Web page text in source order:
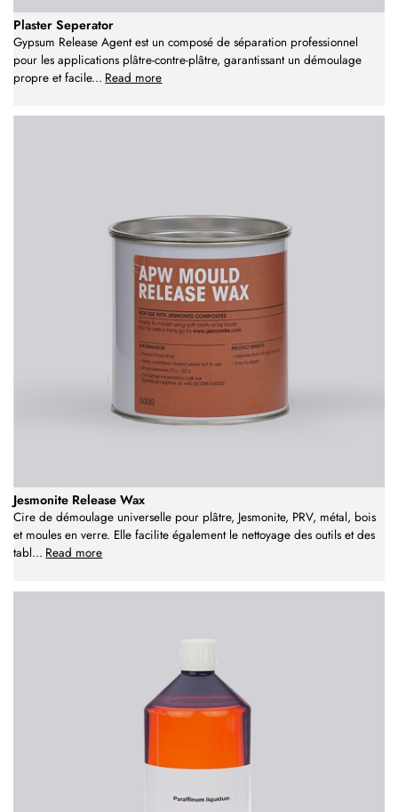
Plaster Seperator
Gypsum Release Agent est un composé de séparation professionnel
pour les applications plâtre-contre-plâtre, garantissant un démoulage
propre et facile... Read more
Jesmonite Release Wax
Cire de démoulage universelle pour plâtre, Jesmonite, PRV, métal, bois
et moules en verre. Elle facilite également le nettoyage des outils et des
tabl... Read more